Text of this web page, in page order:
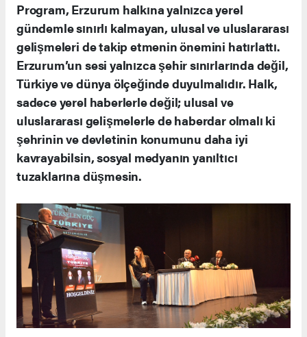
Program, Erzurum halkına yalnızca yerel
gündemle sınırlı kalmayan, ulusal ve uluslararası
gelişmeleri de takip etmenin önemini hatırlattı.
Erzurum’un sesi yalnızca şehir sınırlarında değil,
Türkiye ve dünya ölçeğinde duyulmalıdır. Halk,
sadece yerel haberlerle değil; ulusal ve
uluslararası gelişmelerle de haberdar olmalı ki
şehrinin ve devletinin konumunu daha iyi
kavrayabilsin, sosyal medyanın yanıltıcı
tuzaklarına düşmesin.